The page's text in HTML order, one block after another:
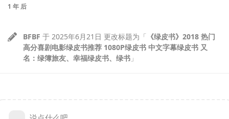
1 年 后
BFBF 于 2025年6月21日 更改标题为「 《绿皮书》2018 热门
高分喜剧电影绿皮书推荐 1080P绿皮书 中文字幕绿皮书 又
名：绿簿旅友、幸福绿皮书、绿书 」